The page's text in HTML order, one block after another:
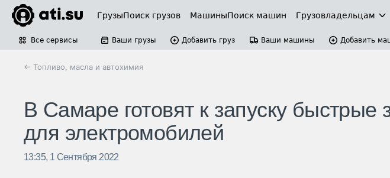
ГрузыПоиск грузов МашиныПоиск машин Грузовладельцам
Все сервисы Ваши грузы Добавить груз Ваши машины Добавить
← Топливо, масла и автохимия
В Самаре готовят к запуску быстрые
для электромобилей
13:35, 1 Сентября 2022